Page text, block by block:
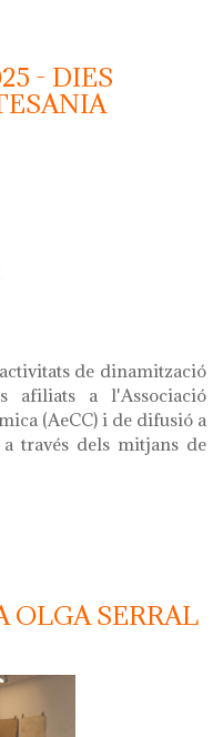
- DIES
de dinamització
afiliats a l'Associació
(AeCC) i de difusió a
través dels mitjans de
2025 - dies
OLGA SERRAL